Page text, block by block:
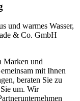
und warmes Wasser,
& Co. GmbH
Marken und
mit Ihnen
beraten Sie zu
um. Wir